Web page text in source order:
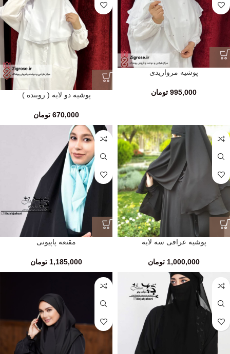
پوشیه مرواریدی
995,000 تومان پوشیه دو لایه ( روبنده )
670,000 تومان
پوشیه عراقی سه لایه
1,000,000 تومان
مقنعه پاپیونی
1,185,000 تومان